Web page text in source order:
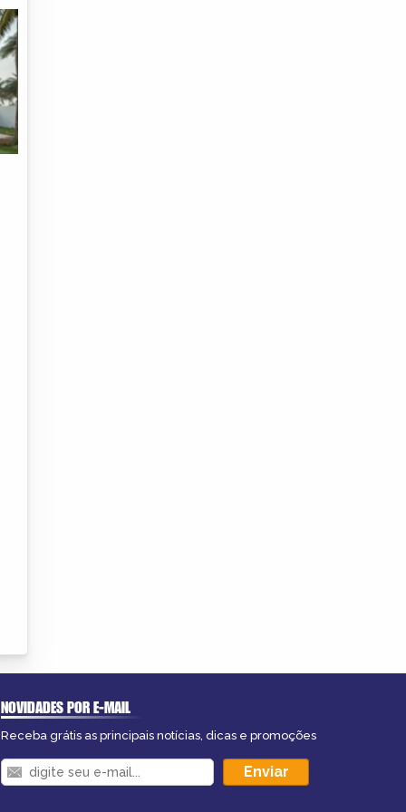
NOVIDADES POR E-MAIL
Receba grátis as principais notícias, dicas e promoções